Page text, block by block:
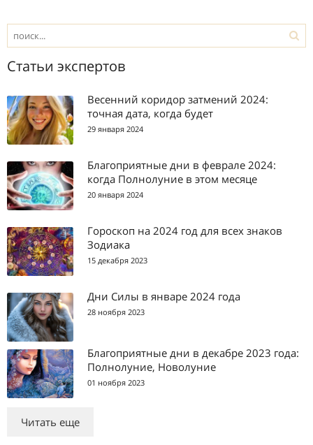
Статьи экспертов
Весенний коридор затмений 2024:
точная дата, когда будет
29 января 2024
Благоприятные дни в феврале 2024:
когда Полнолуние в этом месяце
20 января 2024
Гороскоп на 2024 год для всех знаков
Зодиака
15 декабря 2023
Дни Силы в январе 2024 года
28 ноября 2023
Благоприятные дни в декабре 2023 года:
Полнолуние, Новолуние
01 ноября 2023
Читать еще